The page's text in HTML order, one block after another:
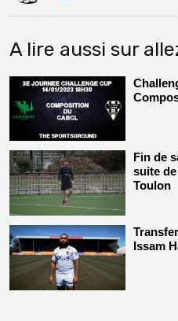
A lire aussi sur
Fin de
suite
Toulon
Issam